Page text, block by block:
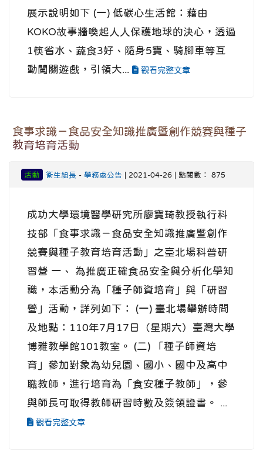
展示說明如下 (一) 低碳心生活館：藉由
KOKO故事牆喚起人人保護地球的決心，透過
1筷省水、蔬食3好、隨身5寶、騎腳車等互
動闖關遊戲，引領大...
觀看完整文章
食事求識－食品安全知識推廣暨創作競賽與種子
教育培育活動
活動 衛生組長 - 學務處公告 | 2021-04-26 | 點閱數： 875
成功大學環境醫學研究所廖寶琦教授執行科
技部「食事求識－食品安全知識推廣暨創作
競賽與種子教育培育活動」之臺北場科普研
習營 一、 為推廣正確食品安全與分析化學知
識，本活動分為「種子師資培育」與「研習
營」活動，詳列如下： (一) 臺北場舉辦時間
及地點：110年7月17日（星期六）臺灣大學
博雅教學館101教室。 (二) 「種子師資培
育」參加對象為幼兒園、國小、國中及高中
職教師，進行培育為「食安種子教師」，參
與師長可取得教師研習時數及簽領證書。 ...
觀看完整文章